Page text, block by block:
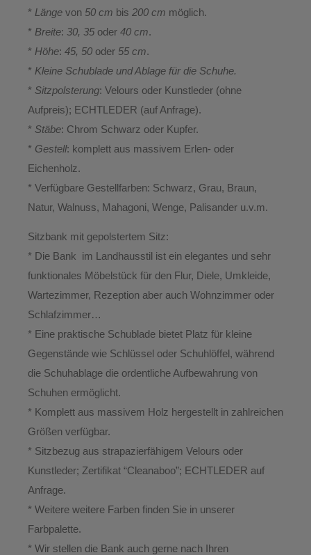
* Länge von 50 cm bis 200 cm möglich.
* Breite: 30, 35 oder 40 cm.
* Höhe: 45, 50 oder 55 cm.
* Kleine Schublade und Ablage für die Schuhe.
* Sitzpolsterung: Velours oder Kunstleder (ohne
Aufpreis); ECHTLEDER (auf Anfrage).
* Stäbe: Chrom Schwarz oder Kupfer.
* Gestell: komplett aus massivem Erlen- oder
Eichenholz.
* Verfügbare Gestellfarben: Schwarz, Grau, Braun,
Natur, Walnuss, Mahagoni, Wenge, Palisander u.v.m.
Sitzbank mit gepolstertem Sitz:
* Die Bank im Landhausstil ist ein elegantes und sehr
funktionales Möbelstück für den Flur, Diele, Umkleide,
Wartezimmer, Rezeption aber auch Wohnzimmer oder
Schlafzimmer…
* Eine praktische Schublade bietet Platz für kleine
Gegenstände wie Schlüssel oder Schuhlöffel, während
die Schuhablage die ordentliche Aufbewahrung von
Schuhen ermöglicht.
* Komplett aus massivem Holz hergestellt in zahlreichen
Größen verfügbar.
* Sitzbezug aus strapazierfähigem Velours oder
Kunstleder; Zertifikat “Cleanaboo”; ECHTLEDER auf
Anfrage.
* Weitere weitere Farben finden Sie in unserer
Farbpalette.
* Wir stellen die Bank auch gerne nach Ihren